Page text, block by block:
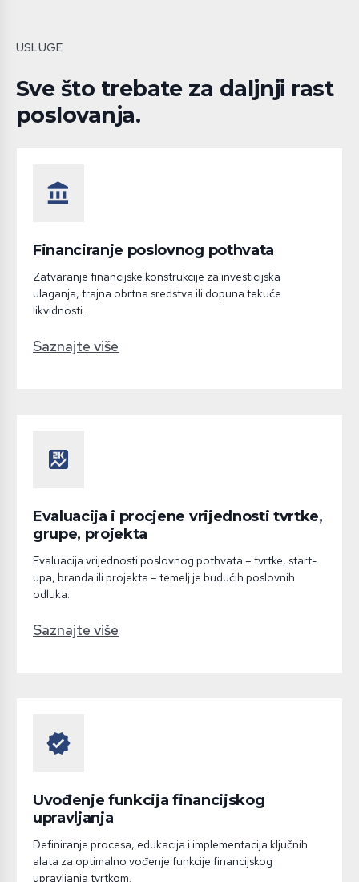
USLUGE
Sve što trebate za daljnji rast
poslovanja.
account_balance
Financiranje poslovnog pothvata
Zatvaranje financijske konstrukcije za investicijska
ulaganja, trajna obrtna sredstva ili dopuna tekuće
likvidnosti.
Saznajte više
score
Evaluacija i procjene vrijednosti tvrtke,
grupe, projekta
Evaluacija vrijednosti poslovnog pothvata – tvrtke, start-
upa, branda ili projekta – temelj je budućih poslovnih
odluka.
Saznajte više
verified
Uvođenje funkcija financijskog
upravljanja
Definiranje procesa, edukacija i implementacija ključnih
alata za optimalno vođenje funkcije financijskog
upravljanja tvrtkom.